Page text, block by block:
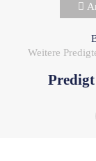
Weitere